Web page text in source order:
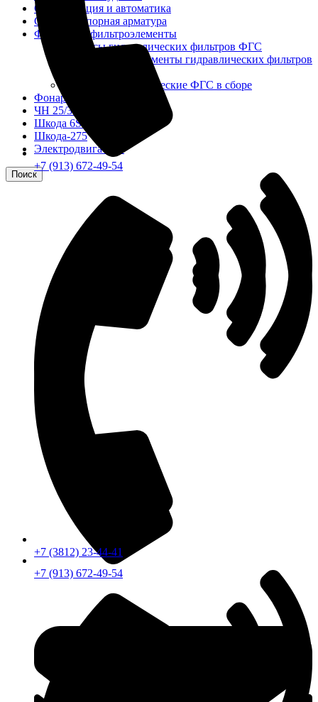
Сигнализация и автоматика
Судовая запорная арматура
Фильтры и фильтроэлементы
Корпусы гидравлических фильтров ФГС
Фильтрующие элементы гидравлических фильтров
Фильтры гидравлические ФГС в сборе
Фонари
ЧН 25/34
Шкода 6S-160
Шкода-275
Электродвигатели
Поиск
+7 (913) 672-49-54
+7 (913) 672-49-54
+7 (3812) 23-44-41